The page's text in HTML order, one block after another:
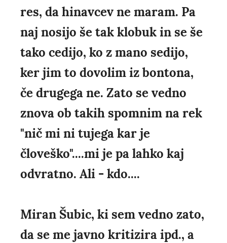
res, da hinavcev ne maram. Pa
naj nosijo še tak klobuk in se še
tako cedijo, ko z mano sedijo,
ker jim to dovolim iz bontona,
če drugega ne. Zato se vedno
znova ob takih spomnim na rek
"nič mi ni tujega kar je
človeško"....mi je pa lahko kaj
odvratno. Ali - kdo....
Miran Šubic, ki sem vedno zato,
da se me javno kritizira ipd., a